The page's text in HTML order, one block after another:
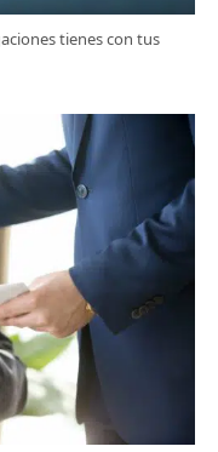
tienes con tus